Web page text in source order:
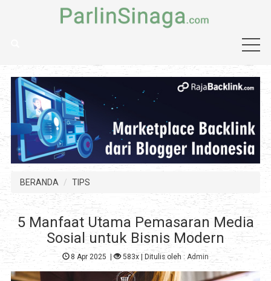
BERANDA TIPS
5 Manfaat Utama Pemasaran Media
Sosial untuk Bisnis Modern
8 Apr 2025 | 583x | Ditulis oleh :Admin